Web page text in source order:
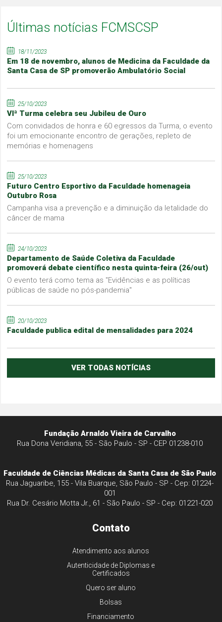
Últimas notícias FCMSCSP
18/11/2023
Em 18 de novembro, alunos de Medicina da Faculdade da
Santa Casa de SP promoverão Ambulatório Social
25/10/2023
VIª Turma celebra seu Jubileu de Ouro
Com convidados de honra e 60 egressos da Turma, o evento
foi um emocionante encontro de gerações, repleto de
memórias e homenagens
25/10/2023
Futuro Centro Esportivo da Faculdade homenageia
Outubro Rosa
Campanha visa a prevenção e a diminuição da letalidade do
câncer de mama
24/10/2023
Departamento de Saúde Coletiva da Faculdade
promoverá debate científico nesta quinta-feira (26/out)
O evento terá como tema as "Evidências e as políticas
públicas de saúde no pós-pandemia"
20/10/2023
Faculdade publica edital de mensalidades para 2024
VER TODAS NOTÍCIAS
Fundação Arnaldo Vieira de Carvalho
Rua Dona Veridiana, 55 - São Paulo - SP - CEP 01238-010
Faculdade de Ciências Médicas da Santa Casa de São Paulo
Rua Jaguaribe, 155 - Vila Buarque, São Paulo - SP - Cep: 01224-
001
Rua Dr. Cesário Motta Jr., 61 - São Paulo - SP - Cep: 01221-020
Contato
Atendimento aos alunos
Autenticidade de Diplomas e
Certificados
Quero ser aluno
Bolsas
Financiamento